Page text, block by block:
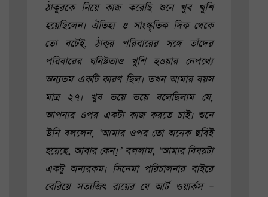
ঠাকুরকে নিয়ে কাজ করেছি শুনে খুব খুশি
হয়েছিলেন। ঐতিহ্য ও সাংস্কৃতিক দিক থেকে
তো বটেই, ঠাকুর পরিবারের সঙ্গে তাঁদের
পরিবারের ঘনিষ্টতাও খুশি হওয়ার নেপথ্যে
অন্যতম একটি কারণ ছিল। তখন আমার বয়স
মাত্র ২৭। খুব ভয়ে ভয়ে বলেছিলাম যে,
আপনার ওপর একটা কাজ করতে চাই। শুনে
উনি বললেন, ‘আমার ওপর তো অনেক ছবিই
হয়েছে, আবার কেন!’ বললাম, ‘আমার বিষয়টা
একটু অন্যরকম। সিনেমা পরিচালনার বাইরে
বেরিয়ে সত্যজিৎ রায়ের যে আর্ট ওয়ার্কস –